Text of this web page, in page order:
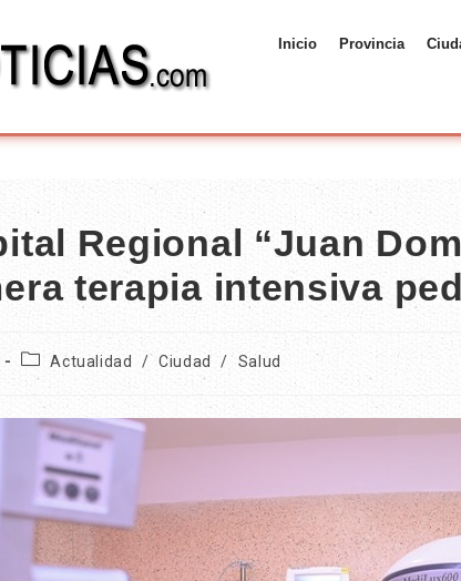
Inicio Provincia
Regional “Juan
terapia intensiva
Actualidad / Ciudad / Salud